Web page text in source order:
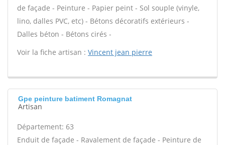
de façade - Peinture - Papier peint - Sol souple (vinyle,
lino, dalles PVC, etc) - Bétons décoratifs extérieurs -
Dalles béton - Bétons cirés -
Voir la fiche artisan : Vincent jean pierre
Gpe peinture batiment Romagnat
Artisan
Département: 63
Enduit de façade - Ravalement de façade - Peinture de